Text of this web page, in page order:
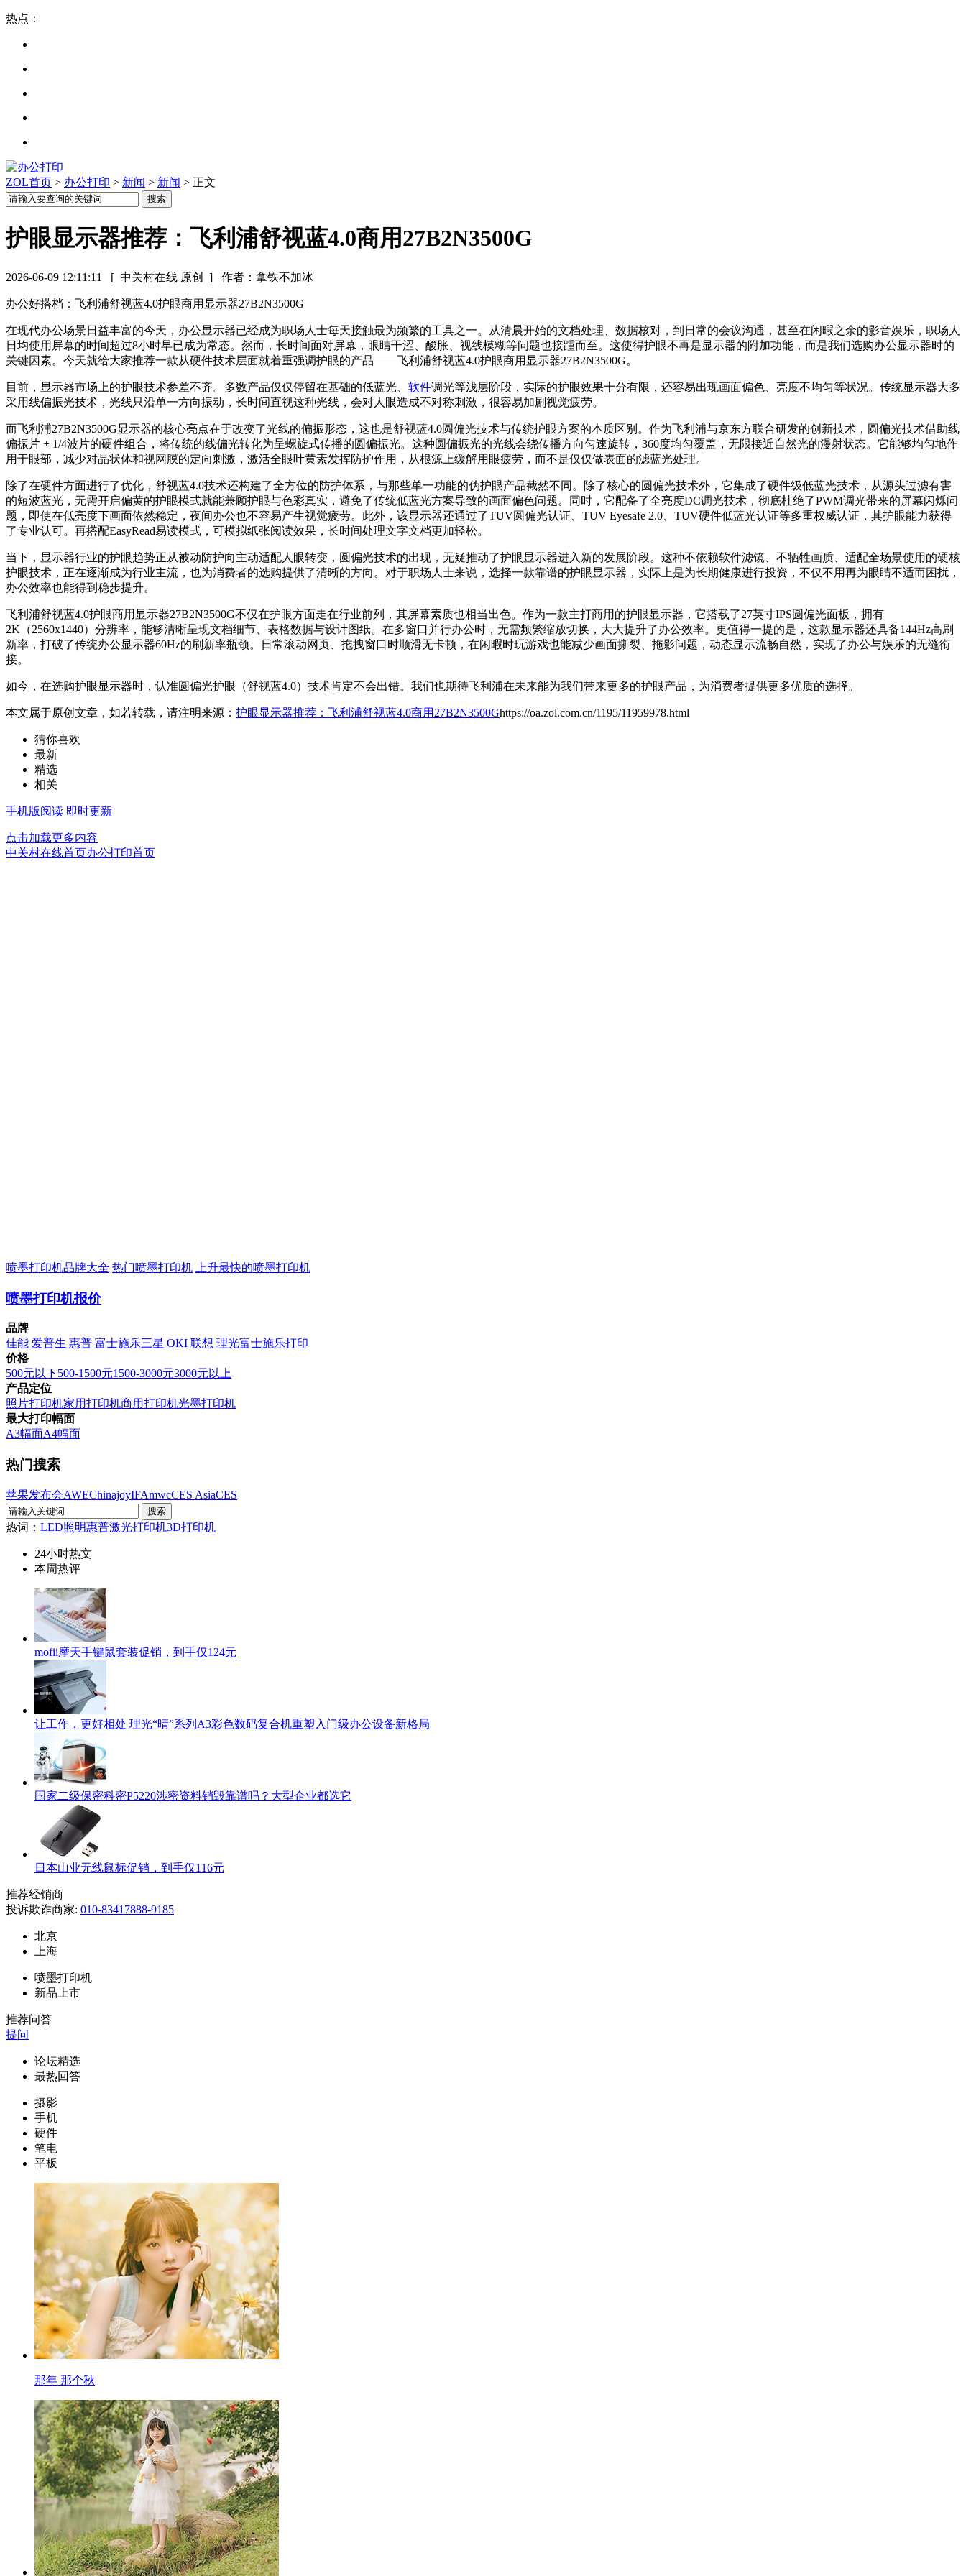
热点：
ZOL首页 > 办公打印 > 新闻 > 新闻 > 正文
护眼显示器推荐：飞利浦舒视蓝4.0商用27B2N3500G
2026-06-09 12:11:11 [ 中关村在线 原创 ] 作者：拿铁不加冰
办公好搭档：飞利浦舒视蓝4.0护眼商用显示器27B2N3500G
在现代办公场景日益丰富的今天，办公显示器已经成为职场人士每天接触最为频繁的工具之一。从清晨开始的文档处理、数据核对，到日常的会议沟通，甚至在闲暇之余的影音娱乐，职场人
日均使用屏幕的时间超过8小时早已成为常态。然而，长时间面对屏幕，眼睛干涩、酸胀、视线模糊等问题也接踵而至。这使得护眼不再是显示器的附加功能，而是我们选购办公显示器时的
关键因素。今天就给大家推荐一款从硬件技术层面就着重强调护眼的产品——飞利浦舒视蓝4.0护眼商用显示器27B2N3500G。
目前，显示器市场上的护眼技术参差不齐。多数产品仅仅停留在基础的低蓝光、 软件调光等浅层阶段，实际的护眼效果十分有限，还容易出现画面偏色、亮度不均匀等状况。传统显示器大多
采用线偏振光技术，光线只沿单一方向振动，长时间直视这种光线，会对人眼造成不对称刺激，很容易加剧视觉疲劳。
而飞利浦27B2N3500G显示器的核心亮点在于改变了光线的偏振形态，这也是舒视蓝4.0圆偏光技术与传统护眼方案的本质区别。作为飞利浦与京东方联合研发的创新技术，圆偏光技术借助线
偏振片 + 1/4波片的硬件组合，将传统的线偏光转化为呈螺旋式传播的圆偏振光。这种圆偏振光的光线会绕传播方向匀速旋转，360度均匀覆盖，无限接近自然光的漫射状态。它能够均匀地作
用于眼部，减少对晶状体和视网膜的定向刺激，激活全眼叶黄素发挥防护作用，从根源上缓解用眼疲劳，而不是仅仅做表面的滤蓝光处理。
除了在硬件方面进行了优化，舒视蓝4.0技术还构建了全方位的防护体系，与那些单一功能的伪护眼产品截然不同。除了核心的圆偏光技术外，它集成了硬件级低蓝光技术，从源头过滤有害
的短波蓝光，无需开启偏黄的护眼模式就能兼顾护眼与色彩真实，避免了传统低蓝光方案导致的画面偏色问题。同时，它配备了全亮度DC调光技术，彻底杜绝了PWM调光带来的屏幕闪烁问
题，即使在低亮度下画面依然稳定，夜间办公也不容易产生视觉疲劳。此外，该显示器还通过了TUV圆偏光认证、TUV Eyesafe 2.0、TUV硬件低蓝光认证等多重权威认证，其护眼能力获得
了专业认可。再搭配EasyRead易读模式，可模拟纸张阅读效果，长时间处理文字文档更加轻松。
当下，显示器行业的护眼趋势正从被动防护向主动适配人眼转变，圆偏光技术的出现，无疑推动了护眼显示器进入新的发展阶段。这种不依赖软件滤镜、不牺牲画质、适配全场景使用的硬核
护眼技术，正在逐渐成为行业主流，也为消费者的选购提供了清晰的方向。对于职场人士来说，选择一款靠谱的护眼显示器，实际上是为长期健康进行投资，不仅不用再为眼睛不适而困扰，
办公效率也能得到稳步提升。
飞利浦舒视蓝4.0护眼商用显示器27B2N3500G不仅在护眼方面走在行业前列，其屏幕素质也相当出色。作为一款主打商用的护眼显示器，它搭载了27英寸IPS圆偏光面板，拥有
2K（2560x1440）分辨率，能够清晰呈现文档细节、表格数据与设计图纸。在多窗口并行办公时，无需频繁缩放切换，大大提升了办公效率。更值得一提的是，这款显示器还具备144Hz高刷
新率，打破了传统办公显示器60Hz的刷新率瓶颈。日常滚动网页、拖拽窗口时顺滑无卡顿，在闲暇时玩游戏也能减少画面撕裂、拖影问题，动态显示流畅自然，实现了办公与娱乐的无缝衔
接。
如今，在选购护眼显示器时，认准圆偏光护眼（舒视蓝4.0）技术肯定不会出错。我们也期待飞利浦在未来能为我们带来更多的护眼产品，为消费者提供更多优质的选择。
本文属于原创文章，如若转载，请注明来源： 护眼显示器推荐：飞利浦舒视蓝4.0商用27B2N3500Ghttps://oa.zol.com.cn/1195/11959978.html
猜你喜欢
最新
精选
相关
手机版阅读 即时更新
点击加载更多内容
中关村在线首页办公打印首页
喷墨打印机品牌大全 热门喷墨打印机 上升最快的喷墨打印机
喷墨打印机报价
品牌
佳能 爱普生 惠普 富士施乐三星 OKI 联想 理光富士施乐打印
价格
500元以下500-1500元1500-3000元3000元以上
产品定位
照片打印机家用打印机商用打印机光墨打印机
最大打印幅面
A3幅面A4幅面
热门搜索
苹果发布会AWEChinajoyIFAmwcCES AsiaCES
热词： LED照明惠普激光打印机3D打印机
24小时热文
本周热评
mofii摩天手键鼠套装促销，到手仅124元
让工作，更好相处 理光“晴”系列A3彩色数码复合机重塑入门级办公设备新格局
国家二级保密科密P5220涉密资料销毁靠谱吗？大型企业都选它
日本山业无线鼠标促销，到手仅116元
推荐经销商
投诉欺诈商家: 010-83417888-9185
北京
上海
喷墨打印机
新品上市
推荐问答
提问
论坛精选
最热回答
摄影
手机
硬件
笔电
平板
那年 那个秋